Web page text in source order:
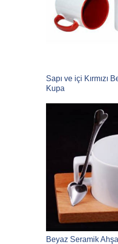
Sapı ve içi Kırmızı
Kupa
Beyaz Seramik